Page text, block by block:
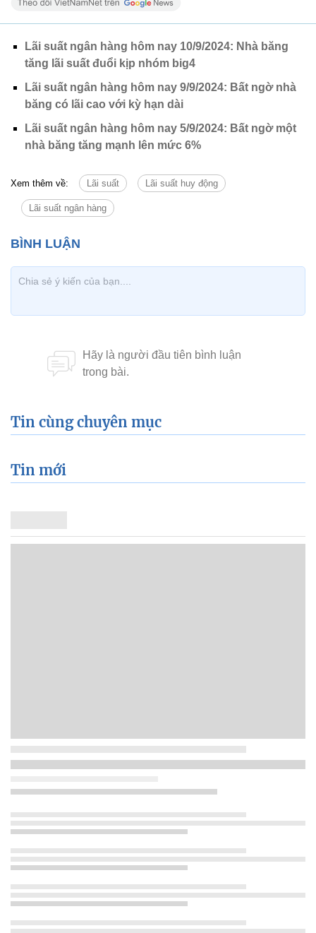
Lãi suất ngân hàng hôm nay 10/9/2024: Nhà băng
tăng lãi suất đuổi kịp nhóm big4
Lãi suất ngân hàng hôm nay 9/9/2024: Bất ngờ nhà
băng có lãi cao với kỳ hạn dài
Lãi suất ngân hàng hôm nay 5/9/2024: Bất ngờ một
nhà băng tăng mạnh lên mức 6%
Xem thêm về: Lãi suất Lãi suất huy động
Lãi suất ngân hàng
Tin cùng chuyên mục
Tin mới